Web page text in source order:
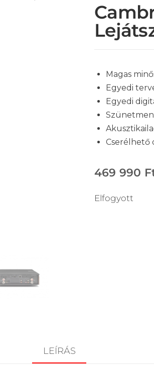
Magas
Egyedi
Egyedi
Cserélhető
469 990
Elfogyott
LEÍRÁS